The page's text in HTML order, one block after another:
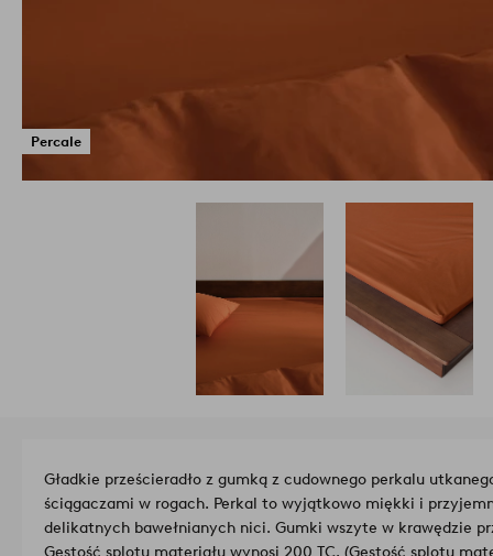
Percale
Gładkie prześcieradło z gumką z cudownego perkalu
ściągaczami w rogach. Perkal to wyjątkowo miękki i
delikatnych bawełnianych nici. Gumki wszyte w krawędzie
Gęstość splotu materiału wynosi 200 TC. (Gęstość splotu